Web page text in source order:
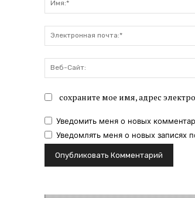
сохраните мое имя, адрес
Уведомить меня о новых
Уведомлять меня о новых записях